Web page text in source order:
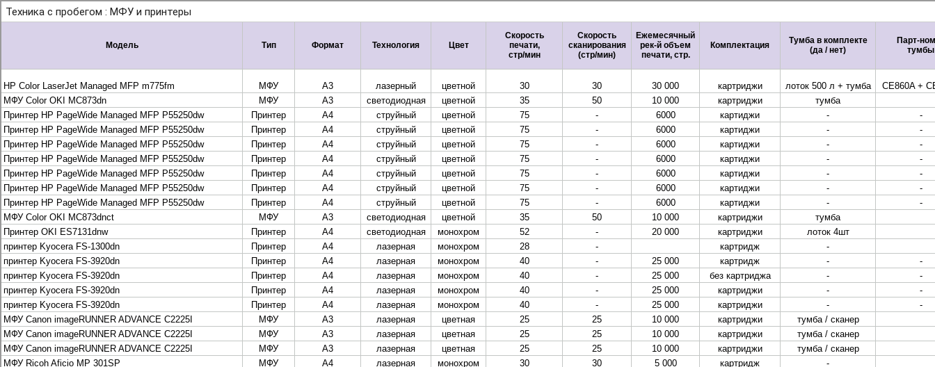
Рассчитать и заказать
Рассчитать и заказать
О компании
История Леком
Производители
Леком
Pantum
UTINET
G&G
ГК “Катюша”
Высокопроизводительные копиры DEVELOP
МФУ, копиры и принтеры KYOCERA
Принтеры и МФУ и факсы Brother
Плоттеры и МФУ Oce
Плоттеры и МФУ Oce
Цифровые системы Oce VarioPrint DP Line
МФУ, сканеры, плоттеры и принтеры Canon
Плоттеры Canon
Принтеры и МФУ Canon
Сканеры Canon